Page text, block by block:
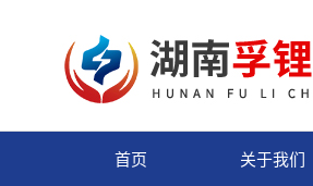
首页 关于我们